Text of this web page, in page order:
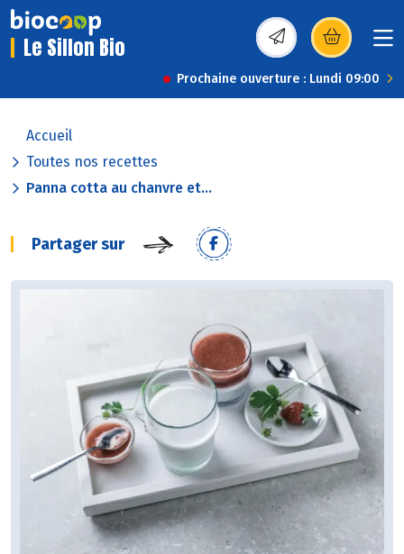
Le Sillon Bio (s’ouvre dans une
Prochaine ouverture : Lundi 09:00
Accueil
Toutes nos recettes
Panna cotta au chanvre et...
Partager sur